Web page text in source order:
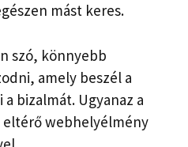
mást keres.
szó, könnyebb
amely beszél a
bizalmát. Ugyanaz a
eltérő webhelyélmény